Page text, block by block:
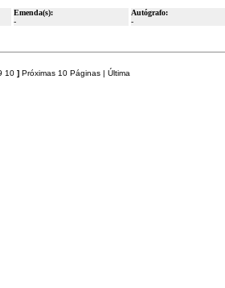
Emenda(s):
-
Autógrafo:
-
10 ] Próximas 10 Páginas | Última